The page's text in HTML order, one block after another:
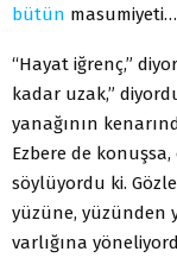
bütün masumiyeti…
“Hayat iğrenç,”
kadar uzak,”
yanağının
Ezbere de
söylüyordu ki.
yüzüne, yüzünden
varlığına